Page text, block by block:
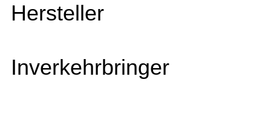
Hersteller
Inverkehrbringer